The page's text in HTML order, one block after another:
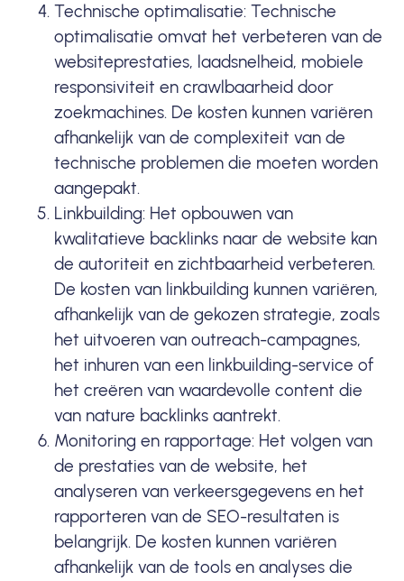
Technische optimalisatie: Technische
optimalisatie omvat het verbeteren van de
websiteprestaties, laadsnelheid, mobiele
responsiviteit en crawlbaarheid door
zoekmachines. De kosten kunnen variëren
afhankelijk van de complexiteit van de
technische problemen die moeten worden
aangepakt.
Linkbuilding: Het opbouwen van
kwalitatieve backlinks naar de website kan
de autoriteit en zichtbaarheid verbeteren.
De kosten van linkbuilding kunnen variëren,
afhankelijk van de gekozen strategie, zoals
het uitvoeren van outreach-campagnes,
het inhuren van een linkbuilding-service of
het creëren van waardevolle content die
van nature backlinks aantrekt.
Monitoring en rapportage: Het volgen van
de prestaties van de website, het
analyseren van verkeersgegevens en het
rapporteren van de SEO-resultaten is
belangrijk. De kosten kunnen variëren
afhankelijk van de tools en analyses die